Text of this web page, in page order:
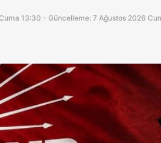
13:30 - Güncelleme: 7 Ağustos 2026